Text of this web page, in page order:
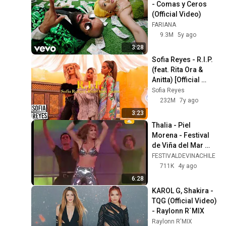
MYA
Mati Gómez
177
Ramon Vega - Mujeres
(Official Video)
Ramón Vega
178
Mati Gómez - Verte
(Official Video)
Mati Gómez
179
Yennis - De Tu Cama Pa' Mi
Cama (Official Video)
Yennis
3:28
- Comas y Ceros
(Official Video)
FARIANA
9.3M
5y ago
3:23
Sofia Reyes - R.I.P.
(feat. Rita Ora &
Anitta) [Official
Music Video]
Sofia Reyes
232M
7y ago
6:28
Thalia - Piel
Morena - Festival
de Viña del Mar
1997
FESTIVALDEVINACHILE
711K
4y ago
KAROL G, Shakira -
TQG (Official Video)
- Raylonn R´MIX
Raylonn R'MIX